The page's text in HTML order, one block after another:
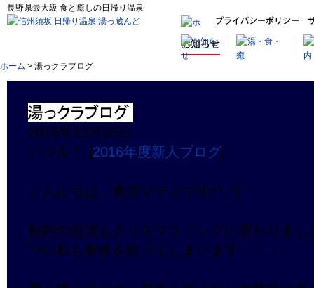
長野県最大級 食と癒しの日帰り温泉
ホーム > 湯っクラブログ
2016年12月16日
バジル！ [2016年度新人ブログ]
こんにちは、食堂マディです(^_^)
館内の音楽もクリスマスソングに変わりまし
つい私も鼻歌を歌ってしまいます・・・。